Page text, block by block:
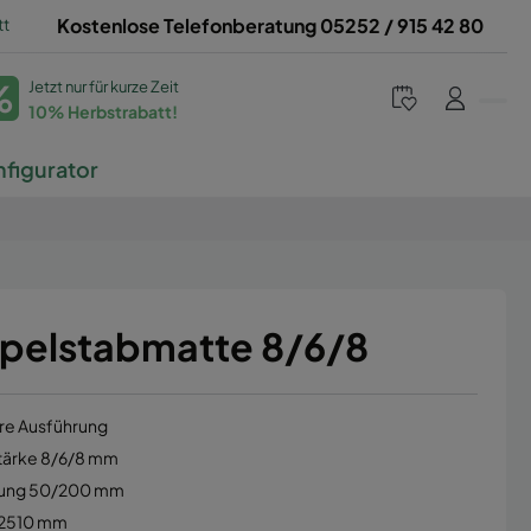
Kostenlose Telefonberatung 05252 / 915 42 80
Jetzt nur für kurze Zeit
10% Herbstrabatt!
8/6/8
Ausführung
8/6/8 mm
50/200 mm
mm